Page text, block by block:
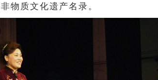
非物质文化遗产名录。